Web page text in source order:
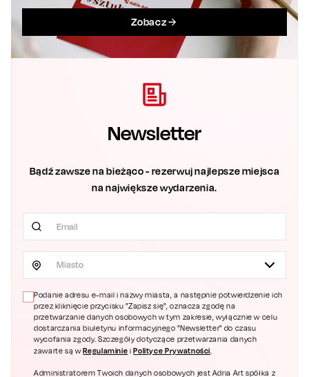
Zobacz
Newsletter
Bądź zawsze na bieżąco - rezerwuj najlepsze miejsca
na największe wydarzenia.
Miasto
Podanie adresu e-mail i nazwy miasta, a następnie potwierdzenie ich
przez kliknięcie przycisku "Zapisz się", oznacza zgodę na
przetwarzanie danych osobowych w tym zakresie, wyłącznie w celu
dostarczania biuletynu informacyjnego "Newsletter" do czasu
wycofania zgody. Szczegóły dotyczące przetwarzania danych
zawarte są wRegulaminie i Polityce Prywatności.
Administratorem Twoich danych osobowych jest Adria Art spółka z